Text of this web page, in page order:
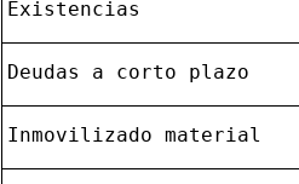
Existencias
Deudas a corto plazo
Inmovilizado material